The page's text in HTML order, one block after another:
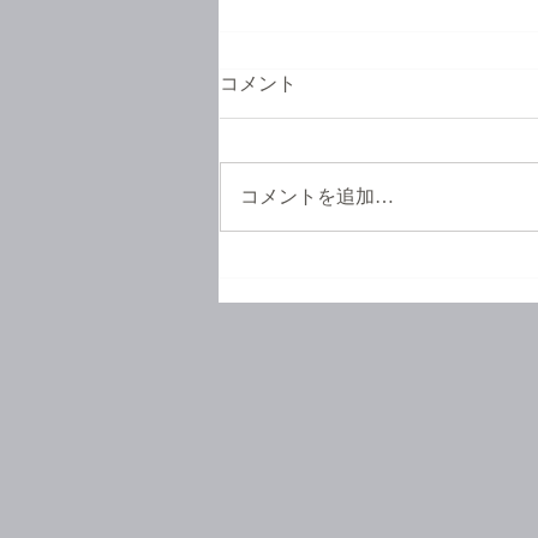
お待たせいたしました
コメント
コメントを追加…